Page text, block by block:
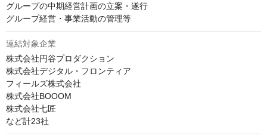
グループの中期経営計画の立案・遂行
グループ経営・事業活動の管理等
連結対象企業
株式会社円谷プロダクション
株式会社デジタル・フロンティア
フィールズ株式会社
株式会社BOOOM
株式会社七匠
など計23社